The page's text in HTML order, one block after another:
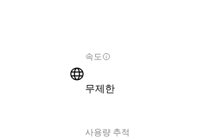
속도
무제한
사용량 추적